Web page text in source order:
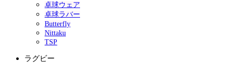
卓球ウェア
卓球ラバー
Butterfly
Nittaku
TSP
ラグビー